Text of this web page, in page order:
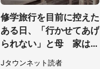
修学旅行を目前に控えた
ある日、「行かせてあげ
られない」と母 家は貧
しく、私は納得したけれ
Jタウンネット読者